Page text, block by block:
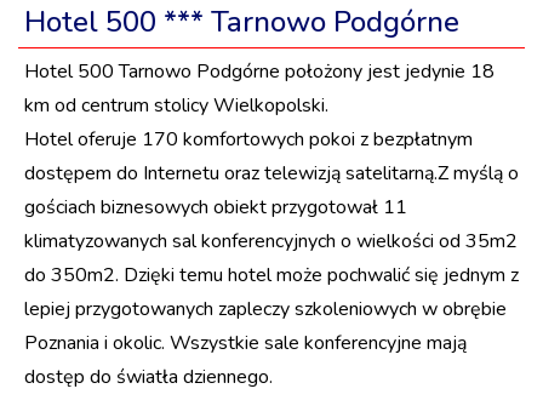
Hotel 500 *** Tarnowo Podgórne
Hotel 500 Tarnowo Podgórne położony jest jedynie 18
km od centrum stolicy Wielkopolski.
Hotel oferuje 170 komfortowych pokoi z bezpłatnym
dostępem do Internetu oraz telewizją satelitarną.Z myślą o
gościach biznesowych obiekt przygotował 11
klimatyzowanych sal konferencyjnych o wielkości od 35m2
do 350m2. Dzięki temu hotel może pochwalić się jednym z
lepiej przygotowanych zapleczy szkoleniowych w obrębie
Poznania i okolic. Wszystkie sale konferencyjne mają
dostęp do światła dziennego.